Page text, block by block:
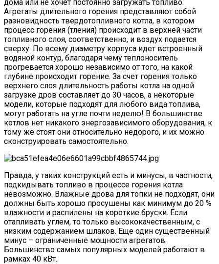
дома или не хочет постоянно загружать топливо.
Агрегаты длительного горения представляют собой
разновидность твердотопливного котла, в котором
процесс горения (тления) происходит в верхней части
топливного слоя, соответственно, и воздух подается
сверху. По всему диаметру корпуса идет встроенный
водяной контур, благодаря чему теплоноситель
прогревается хорошо независимо от того, на какой
глубине происходит горение. За счет горения только
верхнего слоя длительность работы котла на одной
загрузке дров составляет до 30 часов, а некоторые
модели, которые подходят для любого вида топлива,
могут работать на угле почти неделю! В большинстве
котлов нет никакого энергозависимого оборудования, к
тому же стоят они относительно недорого, и их можно
сконструировать самостоятельно.
Правда, у таких конструкций есть и минусы, в частности,
подкидывать топливо в процессе горения котла
невозможно. Влажные дрова для топки не подходят, они
должны быть хорошо просушены как минимум до 20 %
влажности и распилены на короткие бруски. Если
отапливать углем, то только высококачественным, с
низким содержанием шлаков. Еще один существенный
минус – ограниченные мощности агрегатов.
Большинство самых популярных моделей работают в
рамках 40 кВт.